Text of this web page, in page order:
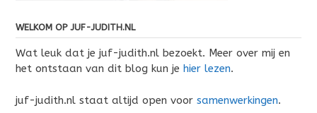
WELKOM OP JUF-JUDITH.NL
Wat leuk dat je juf-judith.nl bezoekt. Meer over mij en
het ontstaan van dit blog kun je hier lezen.
juf-judith.nl staat altijd open voor samenwerkingen.